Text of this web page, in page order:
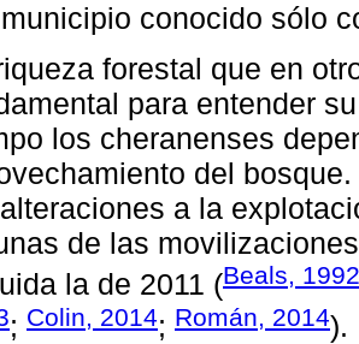
conocido sólo
forestal que en
para entender
los cheranenses
del
a la
de las
la de 2011 (Beals, 1992
; Colin, 2014; Román, 2014).